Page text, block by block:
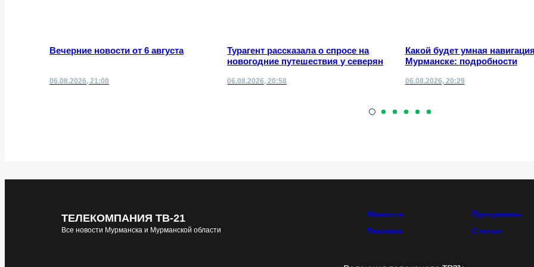
Вечерние новости от 6 августа
06.08.2026, 21:00
Турагент рассказала о спросе на
новогодние путешествия у северян
06.08.2026, 20:58
Какой будет умная
Мурманске: подробности
06.08.2026, 20:29
ТЕЛЕКОМПАНИЯ ТВ-21
Все новости Мурманска и Мурманской области
Новости Программы
Реклама
Статьи